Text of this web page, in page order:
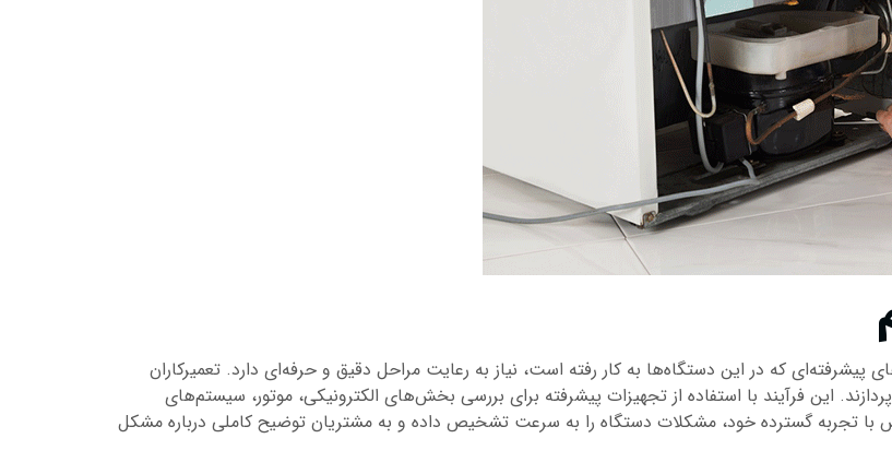
که در این دستگاه‌ها به کار رفته است، نیاز به رعایت مراحل دقیق و حرفه‌ای دارد. تعمیرکاران
این فرآیند با استفاده از تجهیزات پیشرفته برای بررسی بخش‌های الکترونیکی، موتور، سیستم‌های
تجربه گسترده خود، مشکلات دستگاه را به سرعت تشخیص داده و به مشتریان توضیح کاملی درباره مشکل